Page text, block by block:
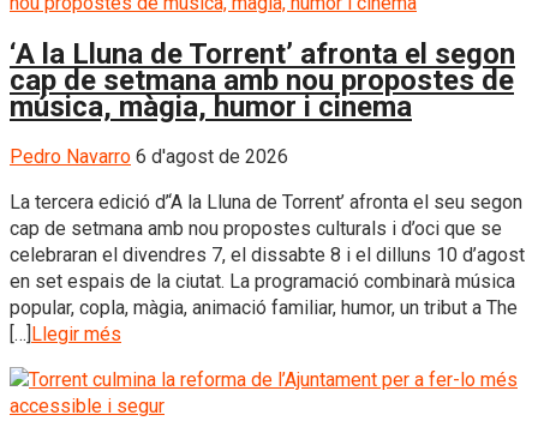
‘A la Lluna de Torrent’ afronta el segon
cap de setmana amb nou propostes de
música, màgia, humor i cinema
Pedro Navarro 6 d'agost de 2026
La tercera edició d’‘A la Lluna de Torrent’ afronta el seu segon
cap de setmana amb nou propostes culturals i d’oci que se
celebraran el divendres 7, el dissabte 8 i el dilluns 10 d’agost
en set espais de la ciutat. La programació combinarà música
popular, copla, màgia, animació familiar, humor, un tribut a The
[…]Llegir més